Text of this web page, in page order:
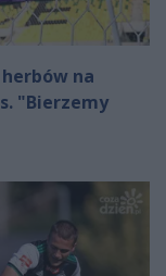
na
"Bierzemy